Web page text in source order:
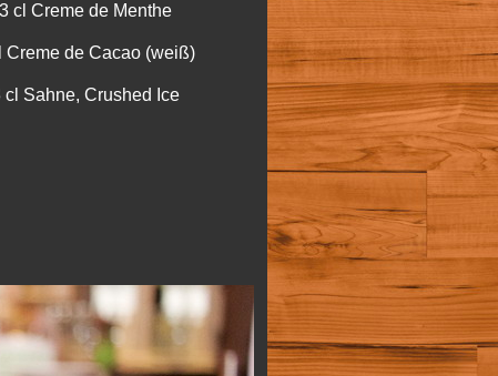
3 cl Creme de Menthe
Creme de Cacao (weiß)
cl Sahne, Crushed Ice